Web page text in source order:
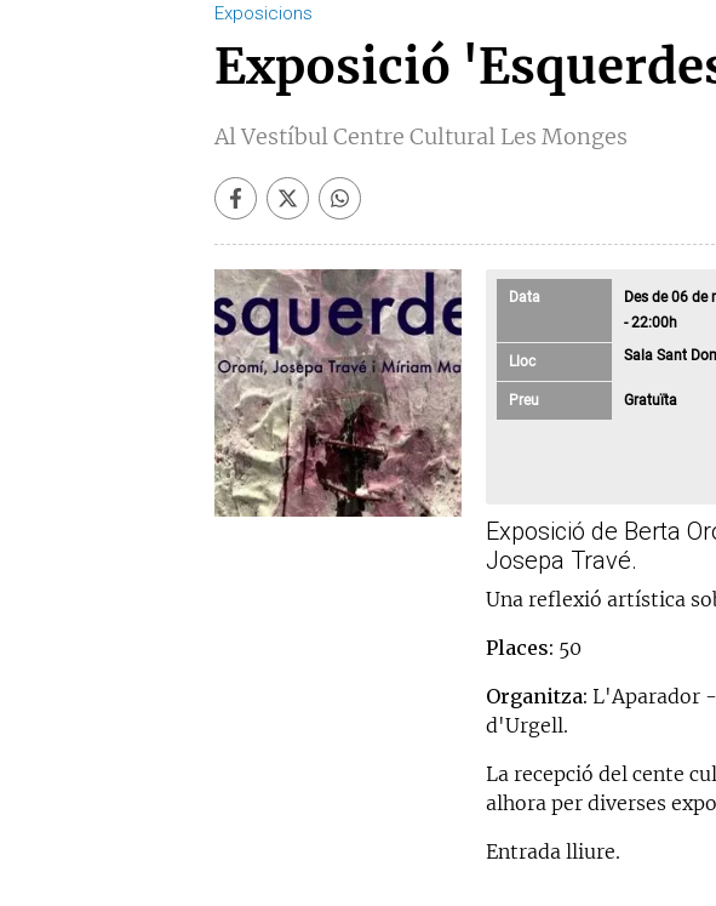
Exposicions
Exposició
Al Vestíbul Centre Cultural Les Monges
Data
Des de 06
- 22:00h
Lloc Sala Sant
Preu Gratuïta
Exposició de Berta
Josepa Travé.
Una reflexió artística
Places: 50
Organitza:L'Aparador
d'Urgell.
La recepció del cente
alhora per diverses
Entrada lliure.